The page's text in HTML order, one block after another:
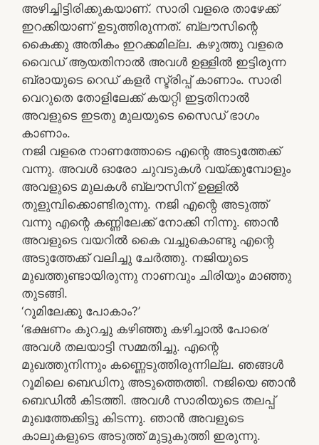
അഴിച്ചിട്ടിരിക്കുകയാണ്. സാരി വളരെ താഴേക്ക്
ഇറക്കിയാണ് ഉടുത്തിരുന്നത്. ബ്ലൗസിന്റെ
കൈക്കു അതികം ഇറക്കമില്ല. കഴുത്തു വളരെ
വൈഡ് ആയതിനാൽ അവൾ ഉള്ളിൽ ഇട്ടിരുന്ന
ബ്രായുടെ റെഡ് കളർ സ്ട്രിപ്പ് കാണാം. സാരി
വെറുതെ തോളിലേക്ക് കയറ്റി ഇട്ടതിനാൽ
അവളുടെ ഇടതു മുലയുടെ സൈഡ് ഭാഗം
കാണാം.
നജി വളരെ നാണത്തോടെ എന്റെ അടുത്തേക്ക്
വന്നു. അവൾ ഓരോ ചുവടുകൾ വയ്ക്കുമ്പോളും
അവളുടെ മുലകൾ ബ്ലൗസിന് ഉള്ളിൽ
തുളുമ്പിക്കൊണ്ടിരുന്നു. നജി എന്റെ അടുത്ത്
വന്നു എന്റെ കണ്ണിലേക്ക് നോക്കി നിന്നു. ഞാൻ
അവളുടെ വയറിൽ കൈ വച്ചുകൊണ്ടു എന്റെ
അടുത്തേക്ക് വലിച്ചു ചേർത്തു. നജിയുടെ
മുഖത്തുണ്ടായിരുന്നു നാണവും ചിരിയും മാഞ്ഞു
തുടങ്ങി.
‘റൂമിലേക്കു പോകാം?’
‘ഭക്ഷണം കുറച്ചു കഴിഞ്ഞു കഴിച്ചാൽ പോരെ’
അവൾ തലയാട്ടി സമ്മതിച്ചു. എന്റെ
മുഖത്തുനിന്നും കണ്ണെടുത്തിരുന്നില്ല. ഞങ്ങൾ
റൂമിലെ ബെഡിനു അടുത്തെത്തി. നജിയെ ഞാൻ
ബെഡിൽ കിടത്തി. അവൾ സാരിയുടെ തലപ്പ്
മുഖത്തേക്കിട്ടു കിടന്നു. ഞാൻ അവളുടെ
കാലുകളുടെ അടുത്ത് മുട്ടുകുത്തി ഇരുന്നു.